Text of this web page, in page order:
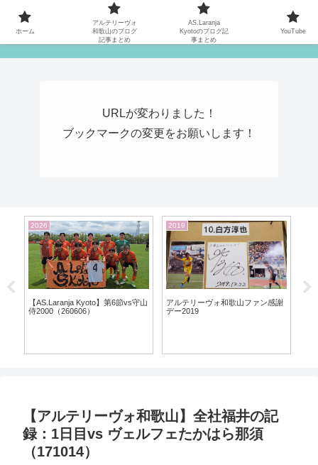
MATYの関西サッカーリーグ応援日記
URLが変わりました！
ブックマークの変更をお願いします！
2022
【アルテリーヴォ和歌山】地域
CL2022@徳島会場の3日間
2026
【アルテリーヴォ和歌山】第6節
vsおこしやす京都AC（260606）
【アルテリーヴォ和歌山】全社福井の記
録：1日目vs ヴェルフェたかはら那須
（171014）
ホーム
アルテリーヴォ
和歌山のブログ
記事まとめ
AS.Laranja
Kyotoのブログ記
事まとめ
YouTube